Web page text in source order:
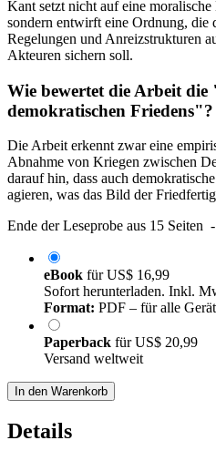
Kant setzt nicht auf eine moralische
sondern entwirft eine Ordnung, die
Regelungen und Anreizstrukturen
Akteuren sichern soll.
Wie bewertet die Arbeit die
demokratischen Friedens"?
Die Arbeit erkennt zwar eine
Abnahme von Kriegen zwischen
darauf hin, dass auch
agieren, was das Bild der
Ende der Leseprobe aus 15 Seiten -
eBook fürUS$ 16,99
Sofort herunterladen. Inkl.
Format: PDF – für alle
Paperback fürUS$ 20,99
Versand weltweit
In den Warenkorb
Details